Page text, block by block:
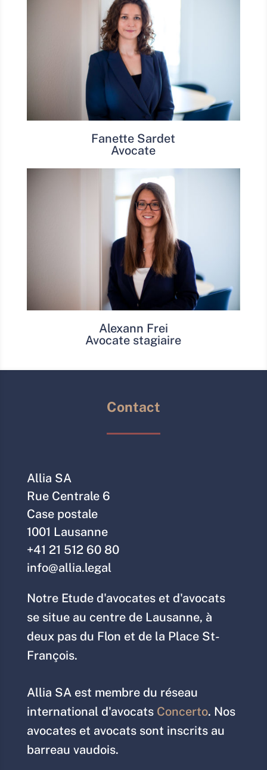
Fanette Sardet
Avocate
Alexann Frei
Avocate stagiaire
Contact
Allia SA
Rue Centrale 6
Case postale
1001 Lausanne
+41 21 512 60 80
info@allia.legal
Notre Etude d'avocates et d'avocats
se situe au centre de Lausanne, à
deux pas du Flon et de la Place St-
François.
Allia SA est membre du réseau
international d'avocats Concerto. Nos
avocates et avocats sont inscrits au
barreau vaudois.